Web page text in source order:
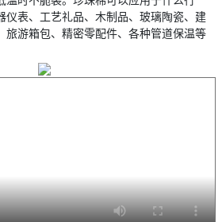
仪表、工艺礼品、木制品、玻璃陶瓷、建
旅游箱包、精密零配件、各种管道保温等